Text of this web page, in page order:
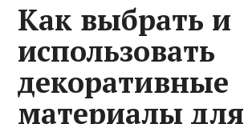
Как выбрать и
использовать
декоративные
материалы для